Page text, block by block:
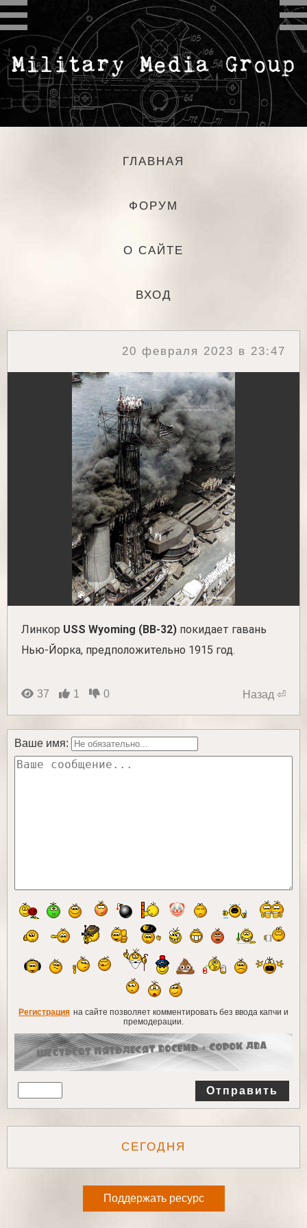
ГЛАВНАЯ
ФОРУМ
О САЙТЕ
ВХОД
20 февраля 2023 в 23:47
Линкор USS Wyoming (BB-32) покидает гавань
Нью-Йорка, предположительно 1915 год.
37 1 0 Назад ⏎
Ваше имя:
Регистрация на сайте позволяет комментировать без ввода капчи и
премодерации.
Отправить
СЕГОДНЯ
Поддержать ресурс